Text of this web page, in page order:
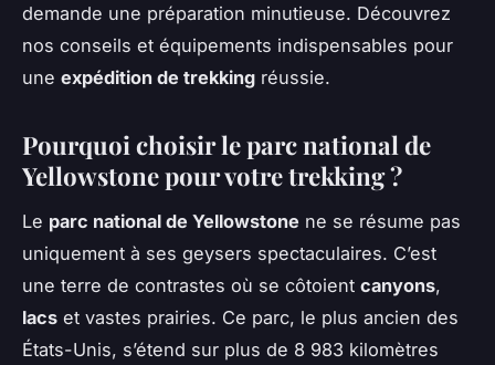
demande une préparation minutieuse. Découvrez
nos conseils et équipements indispensables pour
une expédition de trekking réussie.
Pourquoi choisir le parc national de
Yellowstone pour votre trekking ?
Le parc national de Yellowstone ne se résume pas
uniquement à ses geysers spectaculaires. C’est
une terre de contrastes où se côtoient canyons,
lacs et vastes prairies. Ce parc, le plus ancien des
États-Unis, s’étend sur plus de 8 983 kilomètres